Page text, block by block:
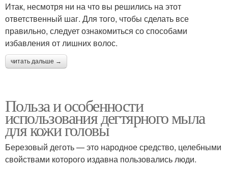
Итак, несмотря ни на что вы решились на этот
ответственный шаг. Для того, чтобы сделать все
правильно, следует ознакомиться со способами
избавления от лишних волос.
читать дальше →
Польза и особенности
использования дегтярного мыла
для кожи головы
Березовый деготь — это народное средство, целебными
свойствами которого издавна пользовались люди.